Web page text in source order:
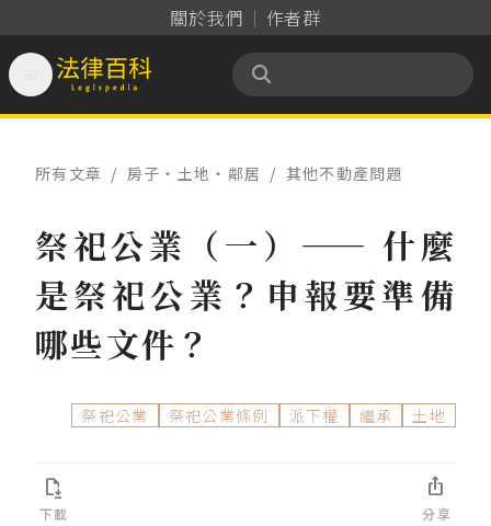
關於我們 作者群
法律百科 Legispedia
所有文章 / 房子‧土地‧鄰居 / 其他不動產問題
祭祀公業（一）—— 什麼
是祭祀公業？申報要準備
哪些文件？
祭祀公業 祭祀公業條例 派下權 繼承 土地
下載

分享
